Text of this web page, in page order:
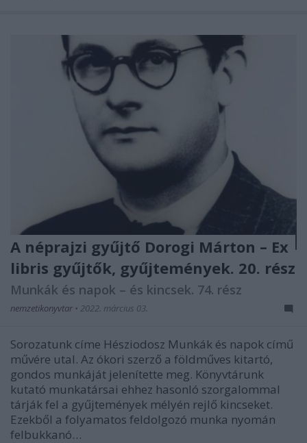
A néprajzi gyűjtő Dorogi Márton – Ex
libris gyűjtők, gyűjtemények. 20. rész
Munkák és napok – és kincsek. 74. rész
nemzetikonyvtar • 2022. március 03.
Sorozatunk címe Hésziodosz Munkák és napok című
művére utal. Az ókori szerző a földműves kitartó,
gondos munkáját jelenítette meg. Könyvtárunk
kutató munkatársai ehhez hasonló szorgalommal
tárják fel a gyűjtemények mélyén rejlő kincseket.
Ezekből a folyamatos feldolgozó munka nyomán
felbukkanó…